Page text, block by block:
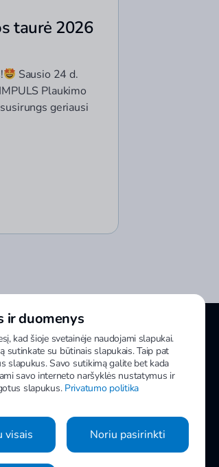
taurė 2026
Sausio 24 d.
Plaukimo
geriausi
MANO IMPULS
Slapukų nustatymai
ir duomenys
kad šioje svetainėje naudojami slapukai.
sutinkate su būtinais slapukais. Taip pat
slapukus. Savo sutikimą galite bet kada
savo interneto naršyklės nustatymus ir
slapukus. Privatumo politika
visais Noriu pasirinkti